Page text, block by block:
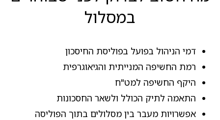
במסלול
דמי הניהול בפועל בפוליסת החיסכון
רמת החשיפה המנייתית והגיאוגרפית
היקף החשיפה למט"ח
התאמה לתיק הכולל ולשאר החסכונות
אפשרויות מעבר בין מסלולים בתוך הפוליסה